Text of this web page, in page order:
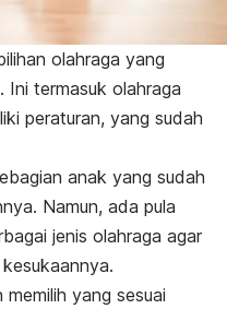
olahraga yang
termasuk olahraga
peraturan, yang sudah
anak yang sudah
Namun, ada pula
jenis olahraga agar
yang sesuai